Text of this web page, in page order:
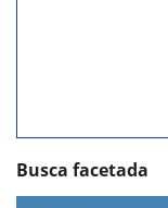
Busca facetada